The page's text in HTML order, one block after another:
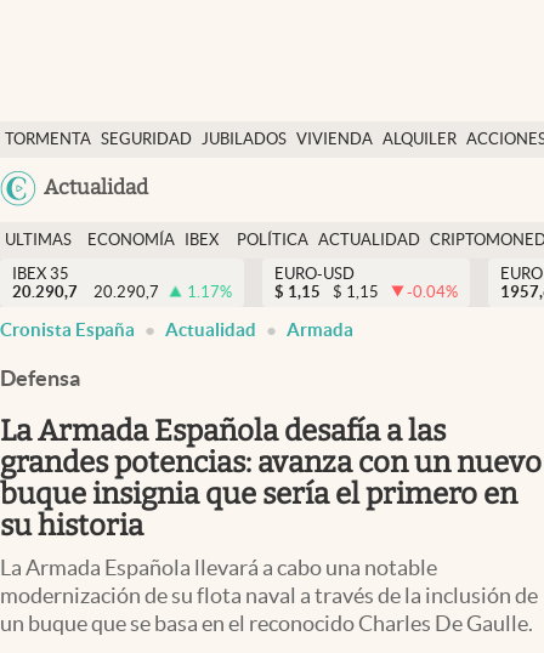
TORMENTA SEGURIDAD JUBILADOS VIVIENDA ALQUILER
Actualidad
Economía y finanzas
Política
Actualidad
Criptomonedas
España
ULTIMAS
NOTICIAS
ECONOMÍA
FINANZAS
IBEX
EURO
POLÍTICA ACTUALIDAD
IBEX 35
20.290,7
20.290,7 1.17%
EURO-USD
$ 1,15 $ 1,15 -0.04%
Cronista España Actualidad Armada
Defensa
La Armada Española desafía a las
grandes potencias: avanza con un nuevo
buque insignia que sería el primero en
su historia
La Armada Española llevará a cabo una notable
modernización de su flota naval a través de la inclusión de
un buque que se basa en el reconocido Charles De Gaulle.